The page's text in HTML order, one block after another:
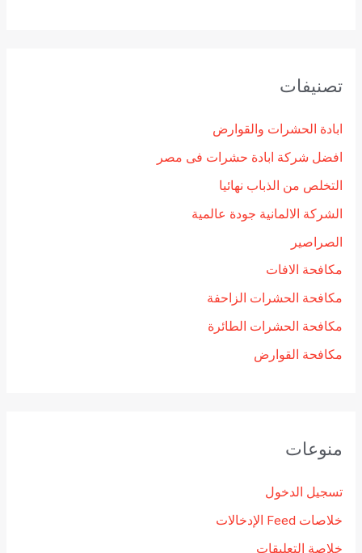
تصنيفات
ابادة الحشرات والقوارض
افضل شركة ابادة حشرات فى مصر
التخلص من الذباب نهائيا
الشركة الالمانية جودة عالمية
الصراصير
مكافحة الافات
مكافحة الحشرات الزاحفة
مكافحة الحشرات الطائرة
مكافحة القوارض
منوعات
تسجيل الدخول
خلاصات Feed الإدخالات
خلاصة التعليقات